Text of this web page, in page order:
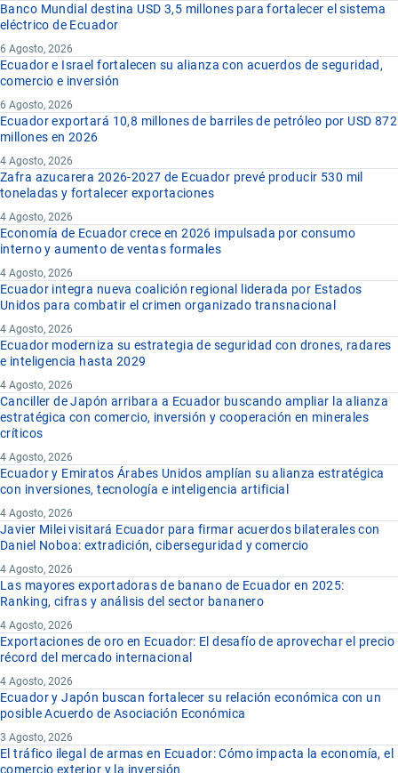
Banco Mundial destina USD 3,5 millones para fortalecer el sistema
eléctrico de Ecuador
6 Agosto, 2026
Ecuador e Israel fortalecen su alianza con acuerdos de seguridad,
comercio e inversión
6 Agosto, 2026
Ecuador exportará 10,8 millones de barriles de petróleo por USD 872
millones en 2026
4 Agosto, 2026
Zafra azucarera 2026-2027 de Ecuador prevé producir 530 mil
toneladas y fortalecer exportaciones
4 Agosto, 2026
Economía de Ecuador crece en 2026 impulsada por consumo
interno y aumento de ventas formales
4 Agosto, 2026
Ecuador integra nueva coalición regional liderada por Estados
Unidos para combatir el crimen organizado transnacional
4 Agosto, 2026
Ecuador moderniza su estrategia de seguridad con drones, radares
e inteligencia hasta 2029
4 Agosto, 2026
Canciller de Japón arribara a Ecuador buscando ampliar la alianza
estratégica con comercio, inversión y cooperación en minerales
críticos
4 Agosto, 2026
Ecuador y Emiratos Árabes Unidos amplían su alianza estratégica
con inversiones, tecnología e inteligencia artificial
4 Agosto, 2026
Javier Milei visitará Ecuador para firmar acuerdos bilaterales con
Daniel Noboa: extradición, ciberseguridad y comercio
4 Agosto, 2026
Las mayores exportadoras de banano de Ecuador en 2025:
Ranking, cifras y análisis del sector bananero
4 Agosto, 2026
Exportaciones de oro en Ecuador: El desafío de aprovechar el precio
récord del mercado internacional
4 Agosto, 2026
Ecuador y Japón buscan fortalecer su relación económica con un
posible Acuerdo de Asociación Económica
3 Agosto, 2026
El tráfico ilegal de armas en Ecuador: Cómo impacta la economía, el
comercio exterior y la inversión